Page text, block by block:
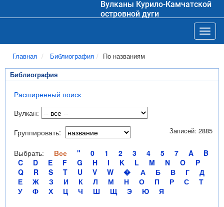
Вулканы Курило-Камчатской
островной дуги
Главная Библиография По названиям
Библиография
Расширенный поиск
Вулкан:
Группировать:
Выбрать: Все " 0 1 2 3 4 5 7 A
B
C
D E F G H I K L M N O
P
Q
R S T U V W � А Б В Г
Д
Е
Ж З И К Л М Н О П Р С
Т
У
Ф Х Ц Ч Ш Щ Э Ю Я
Записей: 2885